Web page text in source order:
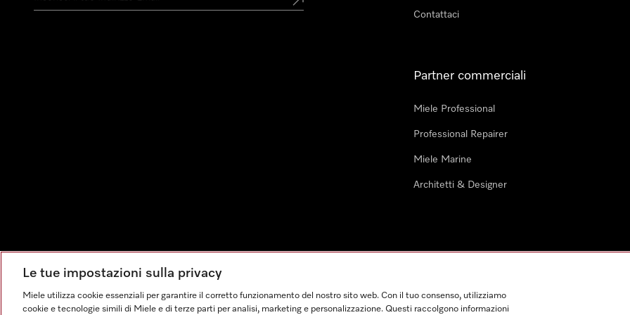
Contattaci
Partner commerciali
Miele Professional
Professional Repairer
Miele Marine
Architetti & Designer
Impressum Condizioni Generali di Vendita
Le tue impostazioni sulla privacy
Miele utilizza cookie essenziali per garantire il corretto funzionamento del nostro sito web. Con il tuo consenso, utilizziamo
cookie e tecnologie simili di Miele e di terze parti per analisi, marketing e personalizzazione. Questi raccolgono informazioni